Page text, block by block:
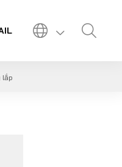
lắp